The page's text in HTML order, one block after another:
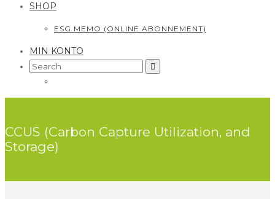
SHOP
ESG MEMO (ONLINE ABONNEMENT)
MIN KONTO
Search
CCUS (Carbon Capture Utilization, and
Storage)